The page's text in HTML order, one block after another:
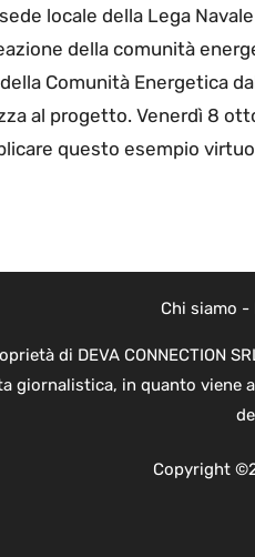
locale della Lega
della comunità
Comunità Energetica
al progetto. Venerdì 8
questo esempio
Chi siamo -
di DEVA CONNECTION
giornalistica, in quanto
Copyright